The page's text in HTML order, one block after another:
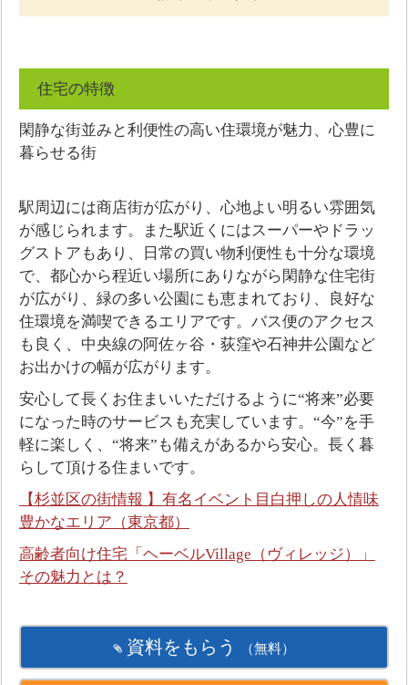
住宅の特徴
閑静な街並みと利便性の高い住環境が魅力、心豊に
暮らせる街
駅周辺には商店街が広がり、心地よい明るい雰囲気
が感じられます。また駅近くにはスーパーやドラッ
グストアもあり、日常の買い物利便性も十分な環境
で、都心から程近い場所にありながら閑静な住宅街
が広がり、緑の多い公園にも恵まれており、良好な
住環境を満喫できるエリアです。バス便のアクセス
も良く、中央線の阿佐ヶ谷・荻窪や石神井公園など
お出かけの幅が広がります。
安心して長くお住まいいただけるように“将来”必要
になった時のサービスも充実しています。“今”を手
軽に楽しく、“将来”も備えがあるから安心。長く暮
らして頂ける住まいです。
【杉並区の街情報 】有名イベント目白押しの人情味
豊かなエリア（東京都）
高齢者向け住宅「ヘーベルVillage（ヴィレッジ）」
その魅力とは？
資料をもらう （無料）